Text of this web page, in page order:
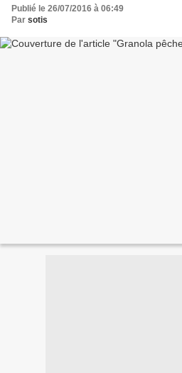
Publié le 26/07/2016 à 06:49
Par sotis